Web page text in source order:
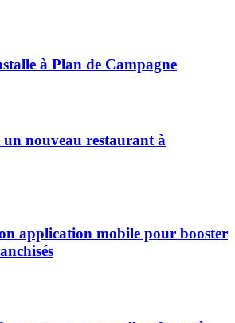
à Plan de Campagne
nouveau restaurant à
application mobile pour booster